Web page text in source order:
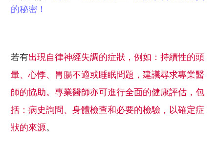
的秘密！
若有出現自律神經失調的症狀，例如：持續性的頭
暈、心悸、胃腸不適或睡眠問題，建議尋求專業醫
師的協助。專業醫師亦可進行全面的健康評估，包
括：病史詢問、身體檢查和必要的檢驗，以確定症
狀的來源。